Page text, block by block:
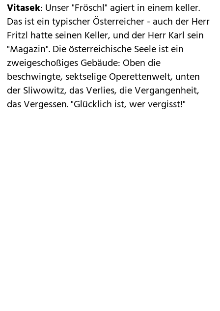
Vitasek: Unser "Fröschl" agiert in einem keller.
Das ist ein typischer Österreicher - auch der Herr
Fritzl hatte seinen Keller, und der Herr Karl sein
"Magazin". Die österreichische Seele ist ein
zweigeschoßiges Gebäude: Oben die
beschwingte, sektselige Operettenwelt, unten
der Sliwowitz, das Verlies, die Vergangenheit,
das Vergessen. "Glücklich ist, wer vergisst!"